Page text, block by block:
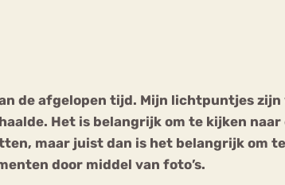
de afgelopen tijd. Mijn lichtpuntjes
Het is belangrijk om te kijken
maar juist dan is het belangrijk om
door middel van foto’s.
Anorexia Nervosa